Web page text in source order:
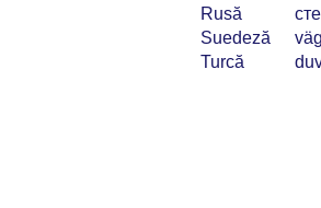
Rusă
Suedeză
Turcă